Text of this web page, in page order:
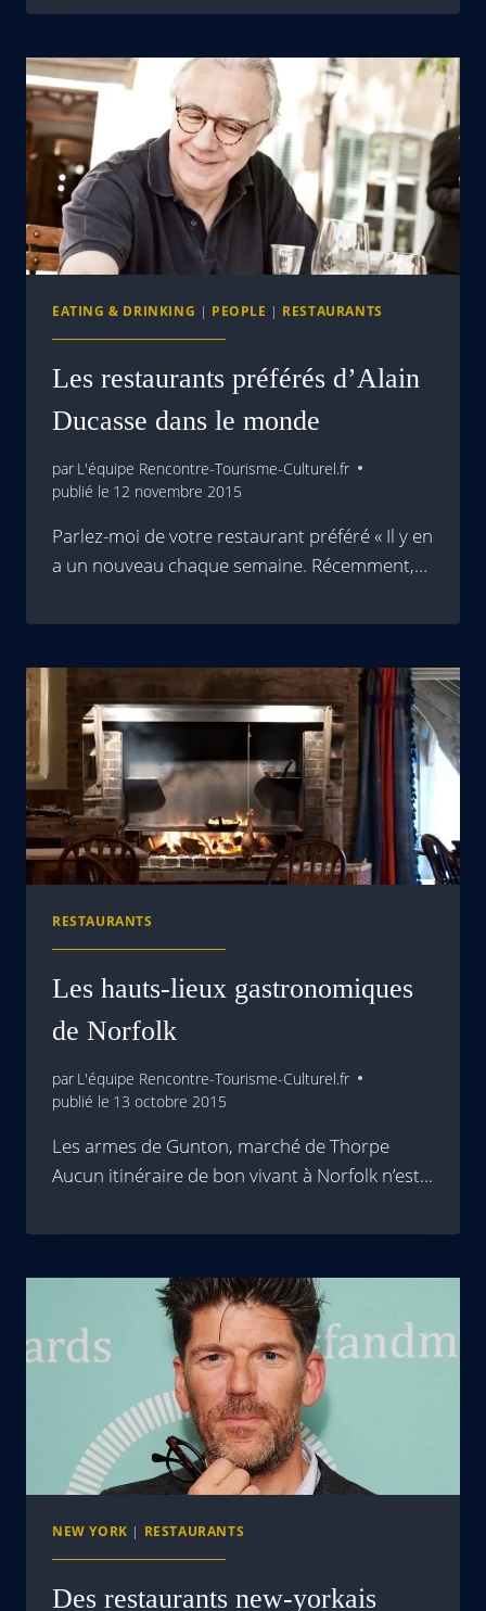
EATING & DRINKING | PEOPLE | RESTAURANTS
Les restaurants préférés d’Alain
Ducasse dans le monde
par L'équipe Rencontre-Tourisme-Culturel.fr
publié le 12 novembre 2015
Parlez-moi de votre restaurant préféré « Il y en
a un nouveau chaque semaine. Récemment,…
RESTAURANTS
Les hauts-lieux gastronomiques
de Norfolk
par L'équipe Rencontre-Tourisme-Culturel.fr
publié le 13 octobre 2015
Les armes de Gunton, marché de Thorpe
Aucun itinéraire de bon vivant à Norfolk n’est…
NEW YORK | RESTAURANTS
Des restaurants new-yorkais